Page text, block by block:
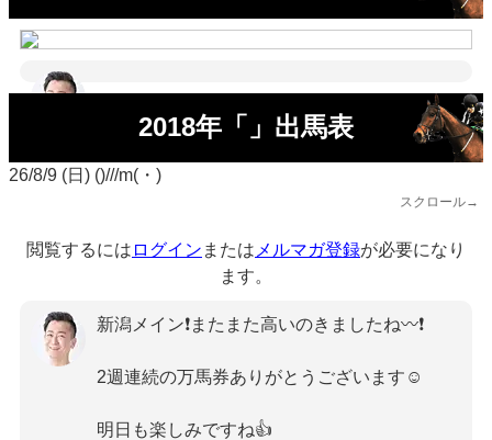
2018年「」出馬表
26/8/9 (日) ()///m(・)
スクロール→
閲覧するには ログイン または メルマガ登録が必要になり
ます。
新潟メイン❗またまた高いのきましたね〰❗
2週連続の万馬券ありがとうございます☺
明日も楽しみですね👍